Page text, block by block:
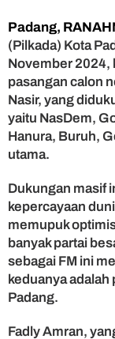
Padang,
(Pilkada) Kota
November 2024,
pasangan calon
Nasir, yang
yaitu NasDem,
Hanura, Buruh,
utama.
Dukungan masif
kepercayaan
memupuk
banyak partai
sebagai FM ini
keduanya adalah
Padang.
Fadly Amran,